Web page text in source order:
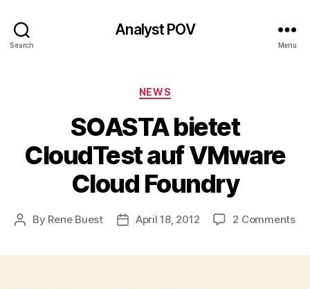
Search
Analyst POV
Menu
Categories
NEWS
SOASTA bietet
CloudTest auf VMware
Cloud Foundry
Post
By Rene Buest
PostApril 18, 2012 2 Commentson